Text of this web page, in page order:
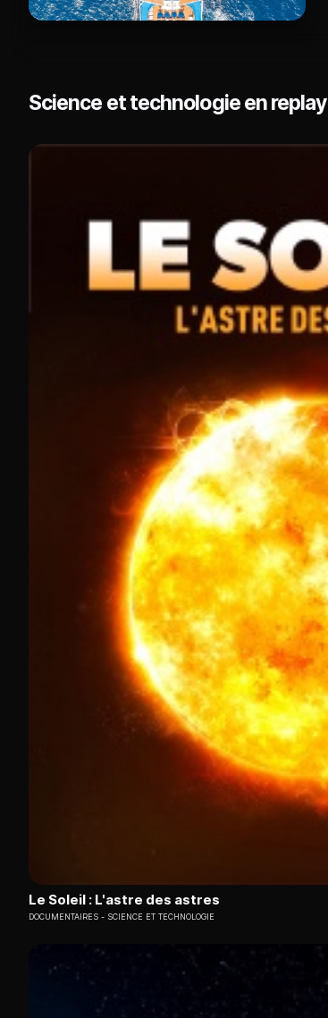
Science et technologie en replay
Le Soleil : L'astre des astres
DOCUMENTAIRES SCIENCE ET TECHNOLOGIE